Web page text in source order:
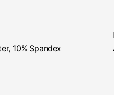
10% Spandex